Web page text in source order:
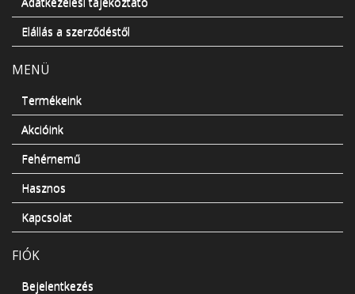
Elállás a szerződéstől
MENÜ
Termékeink
Akcióink
Fehérnemű
Hasznos
Kapcsolat
FIÓK
Bejelentkezés